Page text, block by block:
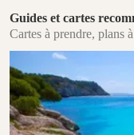
Guides et cartes
Cartes à prendre, plans